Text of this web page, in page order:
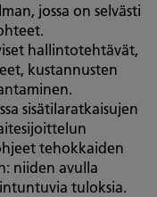
jossa on selvästi
hallintotehtävät,
kustannusten
sisätilaratkaisujen
tehokkaiden
niiden avulla
tuloksia.